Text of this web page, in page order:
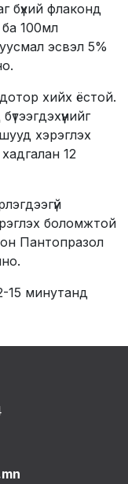
бүхий флаконд
100мл
эсвэл 5%
хийх ёстой.
хэрэглэх
12
боломжтой
Пантопразол
минутанд